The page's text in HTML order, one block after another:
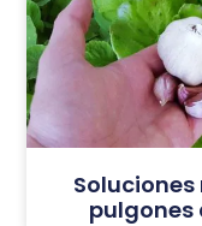
pulgones